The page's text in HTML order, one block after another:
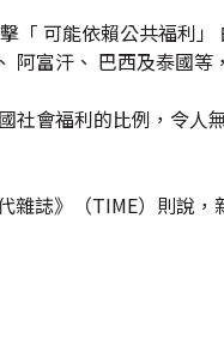
「 可能依賴公共福利
阿富汗、 巴西及泰國等
社會福利的比例，令
誌》（TIME）則說